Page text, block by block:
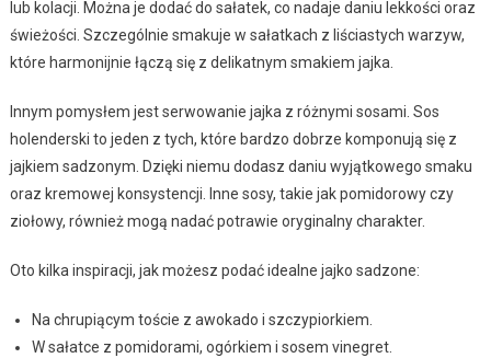
lub kolacji. Można je dodać do sałatek, co nadaje daniu lekkości oraz
świeżości. Szczególnie smakuje w sałatkach z liściastych warzyw,
które harmonijnie łączą się z delikatnym smakiem jajka.
Innym pomysłem jest serwowanie jajka z różnymi sosami. Sos
holenderski to jeden z tych, które bardzo dobrze komponują się z
jajkiem sadzonym. Dzięki niemu dodasz daniu wyjątkowego smaku
oraz kremowej konsystencji. Inne sosy, takie jak pomidorowy czy
ziołowy, również mogą nadać potrawie oryginalny charakter.
Oto kilka inspiracji, jak możesz podać idealne jajko sadzone:
Na chrupiącym toście z awokado i szczypiorkiem.
W sałatce z pomidorami, ogórkiem i sosem vinegret.